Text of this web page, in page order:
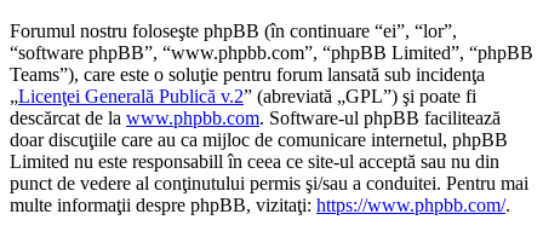
Forumul nostru foloseşte phpBB (în continuare “ei”, “lor”,
“software phpBB”, “www.phpbb.com”, “phpBB Limited”, “phpBB
Teams”), care este o soluţie pentru forum lansată sub incidenţa
„Licenţei Generală Publică v.2” (abreviată „GPL”) şi poate fi
descărcat de la www.phpbb.com. Software-ul phpBB facilitează
doar discuţiile care au ca mijloc de comunicare internetul, phpBB
Limited nu este responsabill în ceea ce site-ul acceptă sau nu din
punct de vedere al conţinutului permis şi/sau a conduitei. Pentru mai
multe informaţii despre phpBB, vizitaţi: https://www.phpbb.com/.